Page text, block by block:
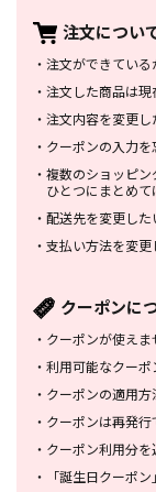
注文につい
・ 注文ができてい
・ 注文した商品は現
・ 注文内容を変更し
・ クーポンの入力を
・ 複数のショッピン
ひとつにまとめて
・ 配送先を変更した
・ 支払い方法を変更
クーポンに
・ クーポンが使えま
・ 利用可能なクー
・ クーポンの適用
・ クーポンは再発
・ クーポン利用分
・
「誕生日クーポ